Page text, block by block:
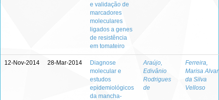
e validação de
marcadores
moleculares
ligados a genes
de resistência
em tomateiro
12-Nov-2014 28-Mar-2014
Diagnose
molecular e
estudos
epidemiológicos
da mancha-
Araújo,
Edivânio
Rodrigues
de
Ferreira,
Marisa
da Silva
Velloso